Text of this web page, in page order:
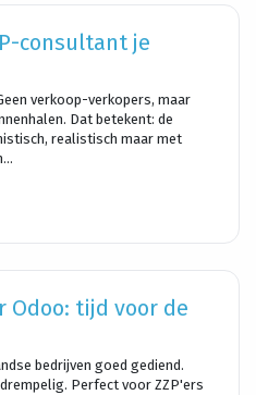
consultant je
verkoop-verkopers, maar
Dat betekent: de
realistisch maar met
Odoo: tijd voor de
bedrijven goed gediend.
Perfect voor ZZP'ers